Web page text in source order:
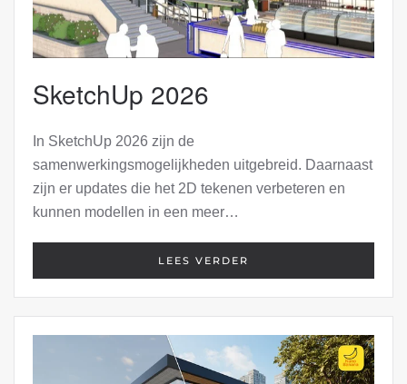
SketchUp 2026
In SketchUp 2026 zijn de
samenwerkingsmogelijkheden uitgebreid. Daarnaast
zijn er updates die het 2D tekenen verbeteren en
kunnen modellen in een meer…
LEES VERDER